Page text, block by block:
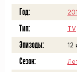
Год:
Тип: TV
Эпизоды: 12
Сезон: